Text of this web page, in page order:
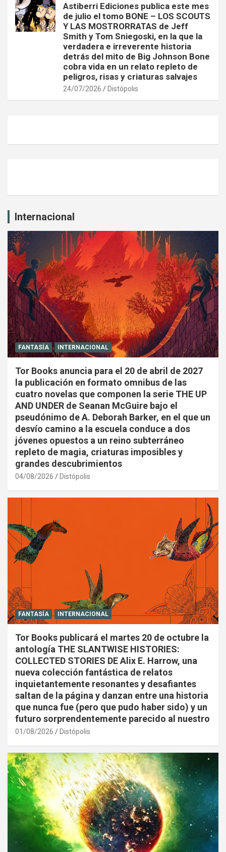
Astiberri Ediciones publica este mes
de julio el tomo BONE – LOS SCOUTS
Y LAS MOSTRORRATAS de Jeff
Smith y Tom Sniegoski, en la que la
verdadera e irreverente historia
detrás del mito de Big Johnson Bone
cobra vida en un relato repleto de
peligros, risas y criaturas salvajes
24/07/2026 Distópolis
Internacional
FANTASÍA INTERNACIONAL
Tor Books anuncia para el 20 de abril de 2027
la publicación en formato omnibus de las
cuatro novelas que componen la serie THE UP
AND UNDER de Seanan McGuire bajo el
pseudónimo de A. Deborah Barker, en el que un
desvío camino a la escuela conduce a dos
jóvenes opuestos a un reino subterráneo
repleto de magia, criaturas imposibles y
grandes descubrimientos
04/08/2026 Distópolis
FANTASÍA INTERNACIONAL
Tor Books publicará el martes 20 de octubre la
antología THE SLANTWISE HISTORIES:
COLLECTED STORIES DE Alix E. Harrow, una
nueva colección fantástica de relatos
inquietantemente resonantes y desafiantes
saltan de la página y danzan entre una historia
que nunca fue (pero que pudo haber sido) y un
futuro sorprendentemente parecido al nuestro
01/08/2026 Distópolis